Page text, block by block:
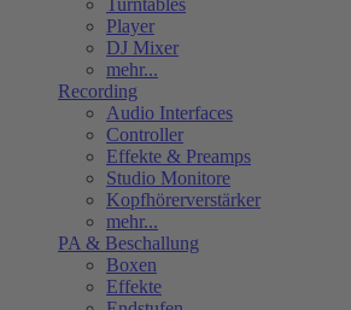
Turntables
Player
DJ Mixer
mehr...
Recording
Audio Interfaces
Controller
Effekte & Preamps
Studio Monitore
Kopfhörerverstärker
mehr...
PA & Beschallung
Boxen
Effekte